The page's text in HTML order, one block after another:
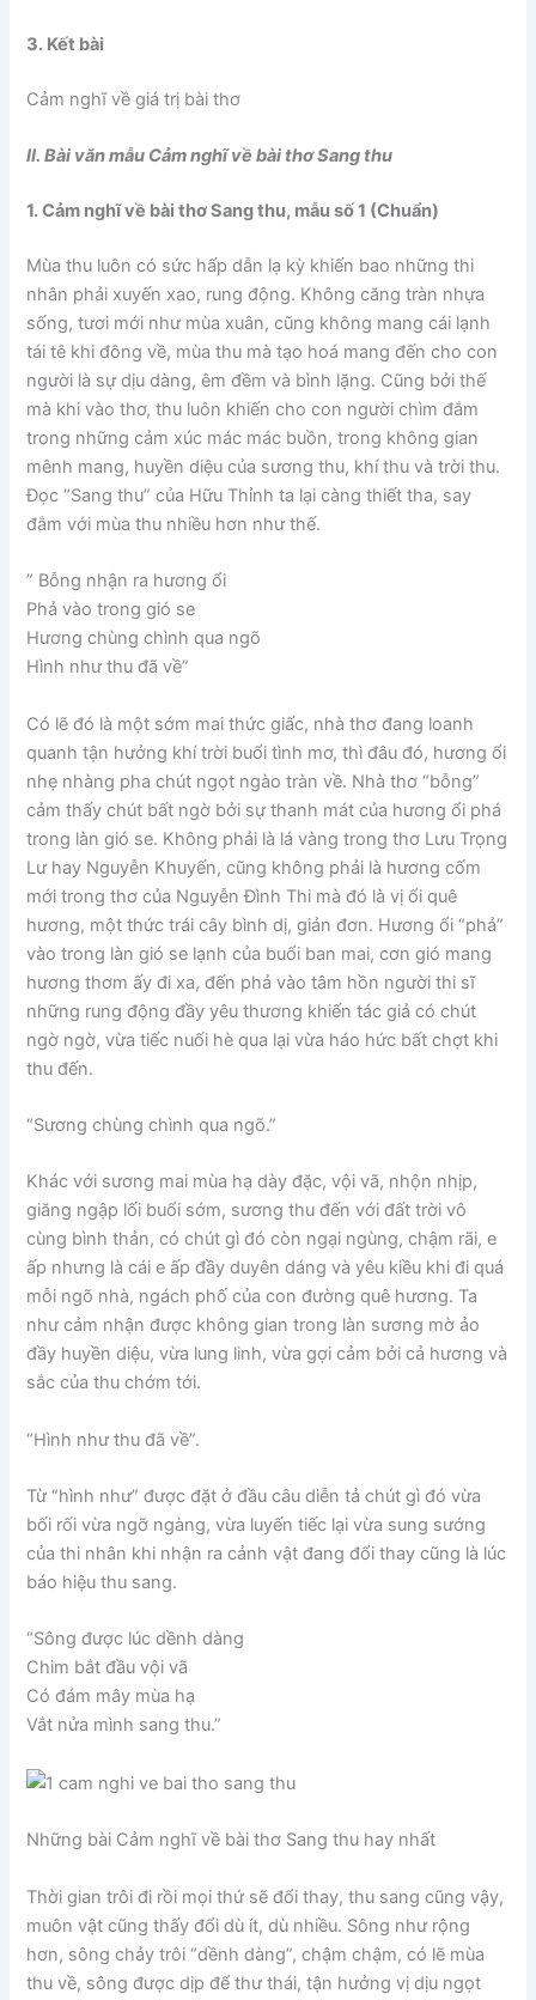
3. Kết bài
Cảm nghĩ về giá trị bài thơ
II. Bài văn mẫu Cảm nghĩ về bài thơ Sang thu
1. Cảm nghĩ về bài thơ Sang thu, mẫu số 1 (Chuẩn)
Mùa thu luôn có sức hấp dẫn lạ kỳ khiến bao những thi
nhân phải xuyến xao, rung động. Không căng tràn nhựa
sống, tươi mới như mùa xuân, cũng không mang cái lạnh
tái tê khi đông về, mùa thu mà tạo hoá mang đến cho con
người là sự dịu dàng, êm đềm và bình lặng. Cũng bởi thế
mà khi vào thơ, thu luôn khiến cho con người chìm đắm
trong những cảm xúc mác mác buồn, trong không gian
mênh mang, huyền diệu của sương thu, khí thu và trời thu.
Đọc “Sang thu” của Hữu Thỉnh ta lại càng thiết tha, say
đắm với mùa thu nhiều hơn như thế.
” Bỗng nhận ra hương ổi
Phả vào trong gió se
Hương chùng chình qua ngõ
Hình như thu đã về”
Có lẽ đó là một sớm mai thức giấc, nhà thơ đang loanh
quanh tận hưởng khí trời buổi tình mơ, thì đâu đó, hương ổi
nhẹ nhàng pha chút ngọt ngào tràn về. Nhà thơ “bỗng”
cảm thấy chút bất ngờ bởi sự thanh mát của hương ổi phá
trong làn gió se. Không phải là lá vàng trong thơ Lưu Trọng
Lư hay Nguyễn Khuyến, cũng không phải là hương cốm
mới trong thơ của Nguyễn Đình Thi mà đó là vị ổi quê
hương, một thức trái cây bình dị, giản đơn. Hương ổi “phả”
vào trong làn gió se lạnh của buổi ban mai, cơn gió mang
hương thơm ấy đi xa, đến phả vào tâm hồn người thi sĩ
những rung động đầy yêu thương khiến tác giả có chút
ngờ ngờ, vừa tiếc nuối hè qua lại vừa háo hức bất chợt khi
thu đến.
“Sương chùng chình qua ngõ.”
Khác với sương mai mùa hạ dày đặc, vội vã, nhộn nhịp,
giăng ngập lối buổi sớm, sương thu đến với đất trời vô
cùng bình thản, có chút gì đó còn ngại ngùng, chậm rãi, e
ấp nhưng là cái e ấp đầy duyên dáng và yêu kiều khi đi quá
mỗi ngõ nhà, ngách phố của con đường quê hương. Ta
như cảm nhận được không gian trong làn sương mờ ảo
đầy huyền diệu, vừa lung linh, vừa gợi cảm bởi cả hương và
sắc của thu chớm tới.
“Hình như thu đã về”.
Từ “hình như” được đặt ở đầu câu diễn tả chút gì đó vừa
bối rối vừa ngỡ ngàng, vừa luyến tiếc lại vừa sung sướng
của thi nhân khi nhận ra cảnh vật đang đổi thay cũng là lúc
báo hiệu thu sang.
“Sông được lúc dềnh dàng
Chim bắt đầu vội vã
Có đám mây mùa hạ
Vắt nửa mình sang thu.”
Những bài Cảm nghĩ về bài thơ Sang thu hay nhất
Thời gian trôi đi rồi mọi thứ sẽ đổi thay, thu sang cũng vậy,
muôn vật cũng thấy đổi dù ít, dù nhiều. Sông như rộng
hơn, sông chảy trôi “dềnh dàng”, chậm chậm, có lẽ mùa
thu về, sông được dịp để thư thái, tận hưởng vị dịu ngọt